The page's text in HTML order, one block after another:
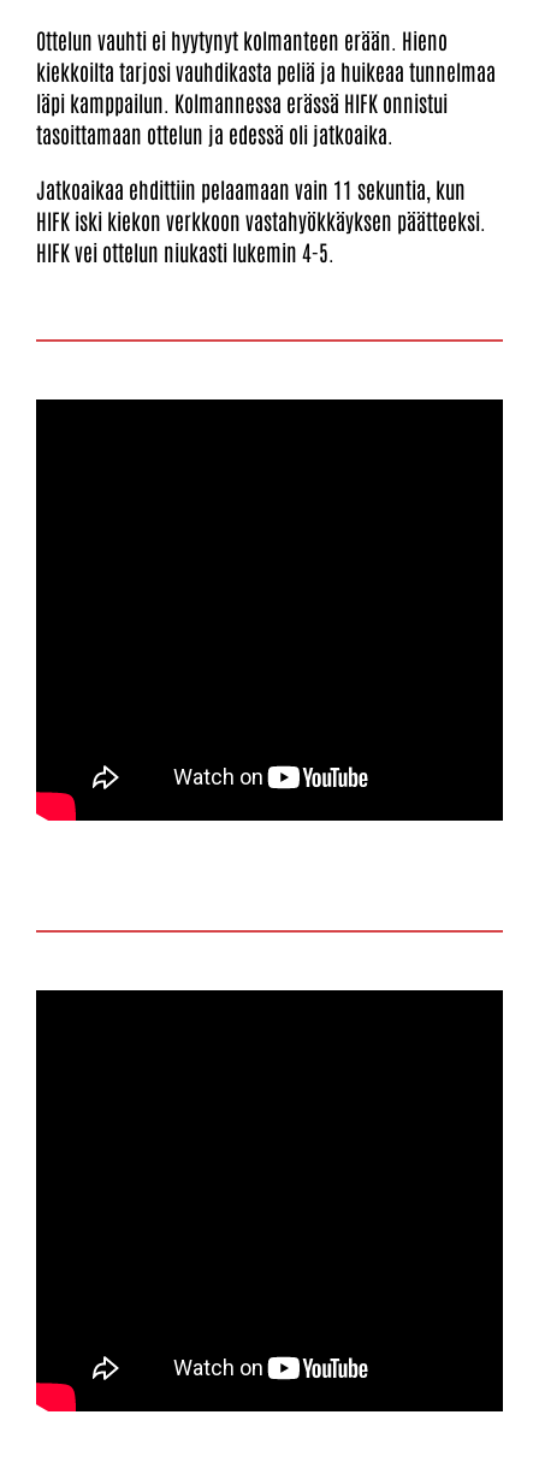
Ottelun vauhti ei hyytynyt kolmanteen erään. Hieno
kiekkoilta tarjosi vauhdikasta peliä ja huikeaa tunnelmaa
läpi kamppailun. Kolmannessa erässä HIFK onnistui
tasoittamaan ottelun ja edessä oli jatkoaika.
Jatkoaikaa ehdittiin pelaamaan vain 11 sekuntia, kun
HIFK iski kiekon verkkoon vastahyökkäyksen päätteeksi.
HIFK vei ottelun niukasti lukemin 4-5.